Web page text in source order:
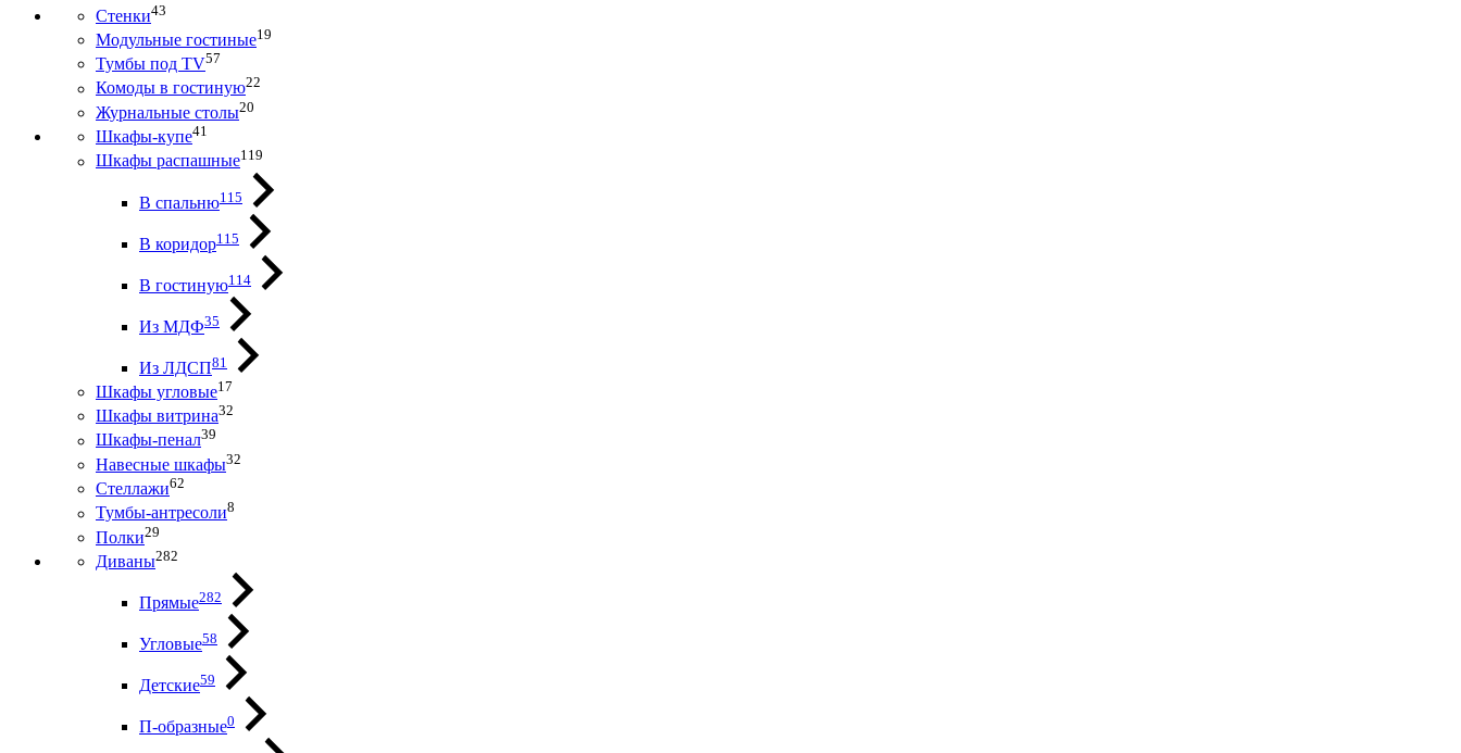
Стенки43
Модульные гостиные19
Тумбы под ТV57
Комоды в гостиную22
Журнальные столы20
Шкафы-купе41
Шкафы распашные119
В спальню115
В коридор115
В гостиную114
Из МДФ35
Из ЛДСП81
Шкафы угловые17
Шкафы витрина32
Шкафы-пенал39
Навесные шкафы32
Стеллажи62
Тумбы-антресоли8
Полки29
Диваны282
Прямые282
Угловые58
Детские59
П-образные0